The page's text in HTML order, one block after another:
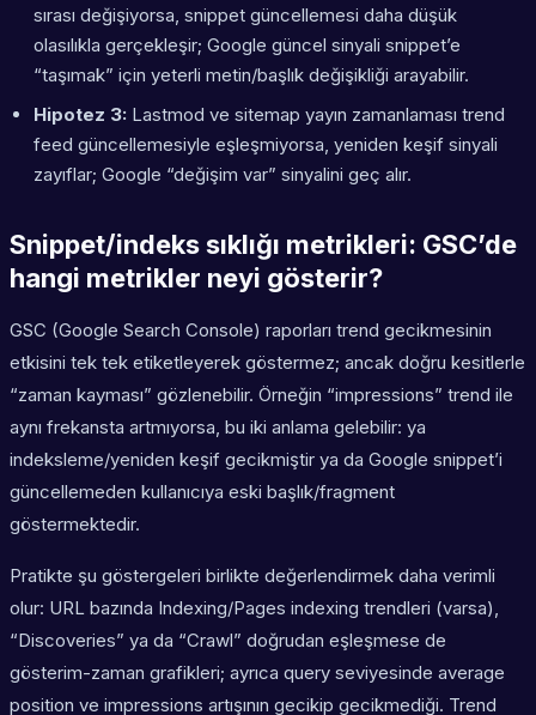
sırası değişiyorsa, snippet güncellemesi daha düşük
olasılıkla gerçekleşir; Google güncel sinyali snippet’e
“taşımak” için yeterli metin/başlık değişikliği arayabilir.
Hipotez 3: Lastmod ve sitemap yayın zamanlaması trend
feed güncellemesiyle eşleşmiyorsa, yeniden keşif sinyali
zayıflar; Google “değişim var” sinyalini geç alır.
Snippet/indeks sıklığı metrikleri: GSC’de
hangi metrikler neyi gösterir?
GSC (Google Search Console) raporları trend gecikmesinin
etkisini tek tek etiketleyerek göstermez; ancak doğru kesitlerle
“zaman kayması” gözlenebilir. Örneğin “impressions” trend ile
aynı frekansta artmıyorsa, bu iki anlama gelebilir: ya
indeksleme/yeniden keşif gecikmiştir ya da Google snippet’i
güncellemeden kullanıcıya eski başlık/fragment
göstermektedir.
Pratikte şu göstergeleri birlikte değerlendirmek daha verimli
olur: URL bazında Indexing/Pages indexing trendleri (varsa),
“Discoveries” ya da “Crawl” doğrudan eşleşmese de
gösterim-zaman grafikleri; ayrıca query seviyesinde average
position ve impressions artışının gecikip gecikmediği. Trend